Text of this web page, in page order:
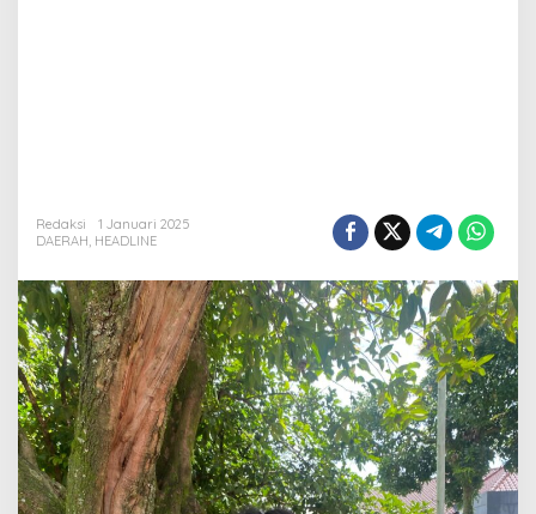
Redaksi
1 Januari 2025
DAERAH, HEADLINE